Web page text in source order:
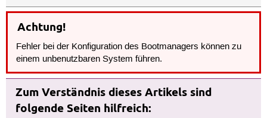
Achtung!
Fehler bei der Konfiguration des Bootmanagers können zu
einem unbenutzbaren System führen.
Zum Verständnis dieses Artikels sind
folgende Seiten hilfreich: